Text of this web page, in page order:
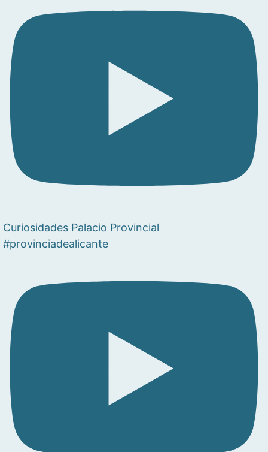
Curiosidades Palacio Provincial
#provinciadealicante